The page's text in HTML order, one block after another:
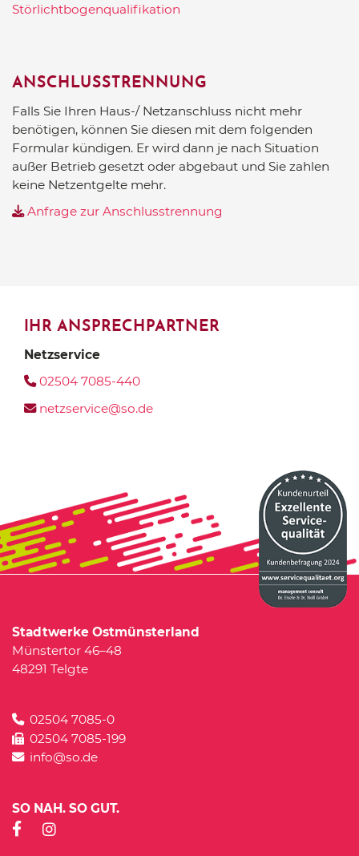
Störlichtbogenqualifikation
ANSCHLUSSTRENNUNG
Falls Sie Ihren Haus-/ Netzanschluss nicht mehr
benötigen, können Sie diesen mit dem folgenden
Formular kündigen. Er wird dann je nach Situation
außer Betrieb gesetzt oder abgebaut und Sie zahlen
keine Netzentgelte mehr.
Anfrage zur Anschlusstrennung
IHR ANSPRECHPARTNER
Netzservice
02504 7085-440
netzservice@so.de
Stadtwerke Ostmünsterland
Münstertor 46–48
48291 Telgte
02504 7085-0
02504 7085-199
info@so.de
SO NAH. SO GUT.